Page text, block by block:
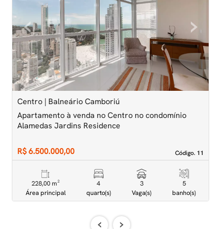
‹Previous ›Next
Centro | Balneário Camboriú
Código. 11
Código. 11
Apartamento à venda no Centro no condomínio
Alamedas Jardins Residence
R$ 6.500.000,00
228,00 m²
Área principal
4
quarto(s)
3
Vaga(s)
5
banho(s)
‹ ›